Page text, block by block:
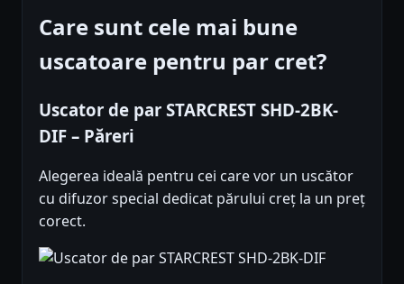
Care sunt cele mai bune
uscatoare pentru par cret?
Uscator de par STARCREST SHD-2BK-
DIF – Păreri
Alegerea ideală pentru cei care vor un uscător
cu difuzor special dedicat părului creț la un preț
corect.